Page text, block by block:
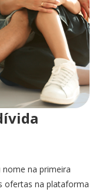
na primeira
ofertas na plataforma